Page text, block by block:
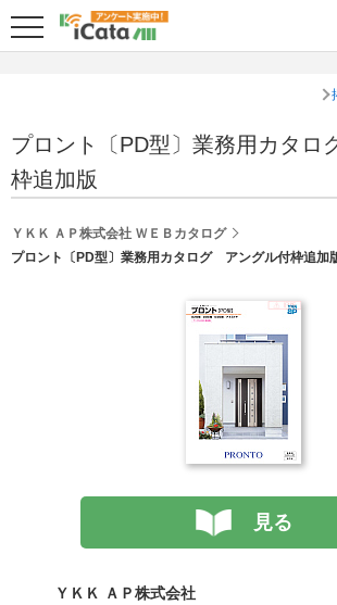
プロント〔PD型〕業務用カタ
枠追加版
ＹＫＫ ＡＰ株式会社 ＷＥＢカタログ
プロント〔PD型〕業務用カタログ アングル付枠追加
見る
ＹＫＫ ＡＰ株式会社